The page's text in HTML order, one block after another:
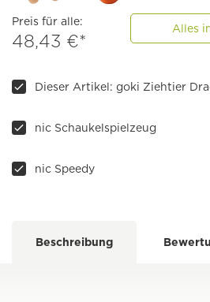
Preis für alle:
48,43 €*
Alles
nic Schaukelspielzeug
nic Speedy
Beschreibung